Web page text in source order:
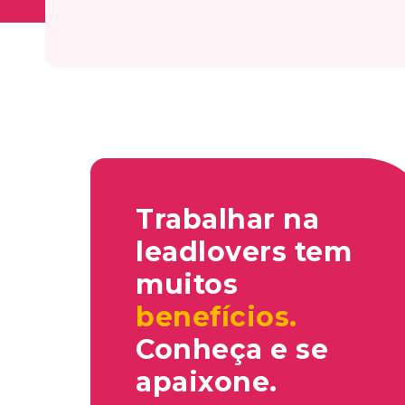
Trabalhar na
leadlovers tem
muitos
benefícios.
Conheça e se
apaixone.